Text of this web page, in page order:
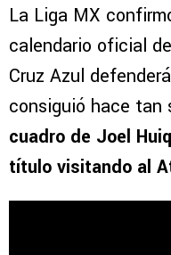
La Liga MX
calendario oficial
Cruz Azul
consiguió hace tan
cuadro de Joel
título visitando al